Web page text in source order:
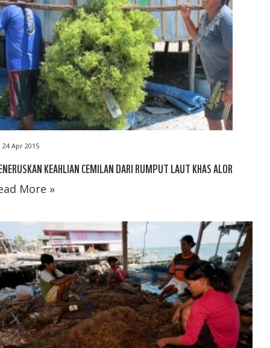
24 Apr 2015
KEAHLIAN CEMILAN DARI RUMPUT LAUT KHAS ALOR
More »